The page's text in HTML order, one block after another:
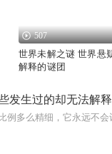
507
世界未解之谜 世界悬
解释的谜团
发生过的却无法解